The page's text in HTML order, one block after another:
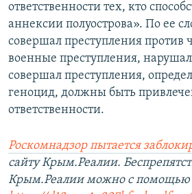
ответственности тех, кто
аннексии полуострова». По ее
совершал преступления против
военные преступления,
совершал преступления,
геноцид, должны быть
ответственности.
Роскомнадзор пытается
сайту Крым.Реалии.
Крым.Реалии можно с помощью